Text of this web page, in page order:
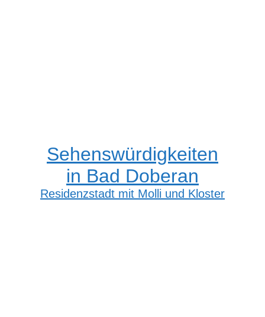
Sehenswürdigkeiten
in Bad Doberan
Residenzstadt mit Molli und Kloster